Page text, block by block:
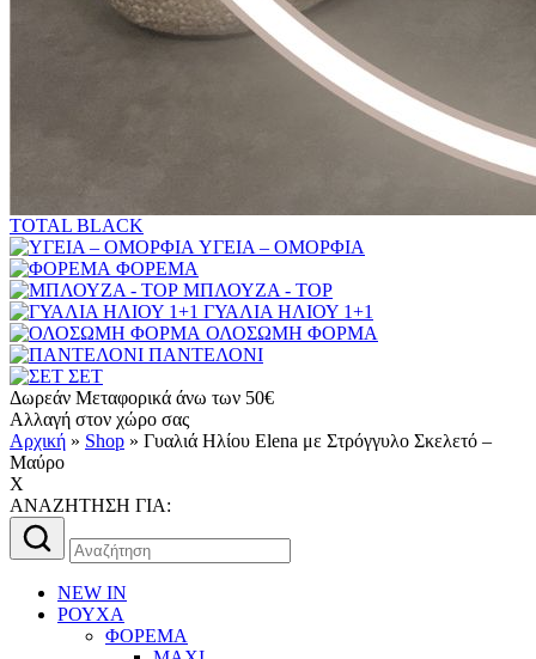
TOTAL BLACK
ΥΓΕΙΑ – ΟΜΟΡΦΙΑ
ΦΟΡΕΜΑ
ΜΠΛΟΥΖΑ - TOP
ΓΥΑΛΙΑ ΗΛΙΟΥ 1+1
ΟΛΟΣΩΜΗ ΦΟΡΜΑ
ΠΑΝΤΕΛΟΝΙ
ΣΕΤ
Δωρεάν Μεταφορικά άνω των 50€
Αλλαγή στον χώρο σας
Αρχική » Shop » Γυαλιά Ηλίου Elena με Στρόγγυλο Σκελετό –
Μαύρο
X
AΝΑΖΗΤΗΣΗ ΓΙΑ:
Αναζήτηση
για:
NEW IN
ΡΟΥΧΑ
ΦΟΡΕΜΑ